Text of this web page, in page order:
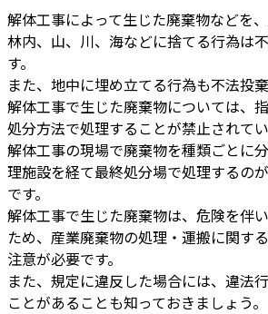
解体工事によって生じた廃棄物などを
林内、山、川、海などに捨てる行為は
す。
また、地中に埋め立てる行為も不法投棄
解体工事で生じた廃棄物については、
処分方法で処理することが禁止されてい
解体工事の現場で廃棄物を種類ごとに
理施設を経て最終処分場で処理するの
です。
解体工事で生じた廃棄物は、危険を伴
ため、産業廃棄物の処理・運搬に関す
注意が必要です。
また、規定に違反した場合には、違法
ことがあることも知っておきましょう。